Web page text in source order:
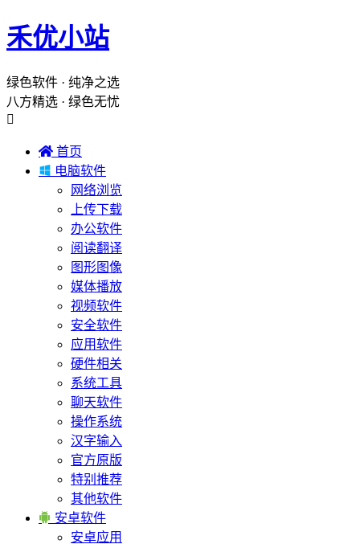
禾优小站
绿色软件 · 纯净之选
八方精选 · 绿色无忧

 首页
 电脑软件
网络浏览
上传下载
办公软件
阅读翻译
图形图像
媒体播放
视频软件
安全软件
应用软件
硬件相关
系统工具
聊天软件
操作系统
汉字输入
官方原版
特别推荐
其他软件
 安卓软件
安卓应用